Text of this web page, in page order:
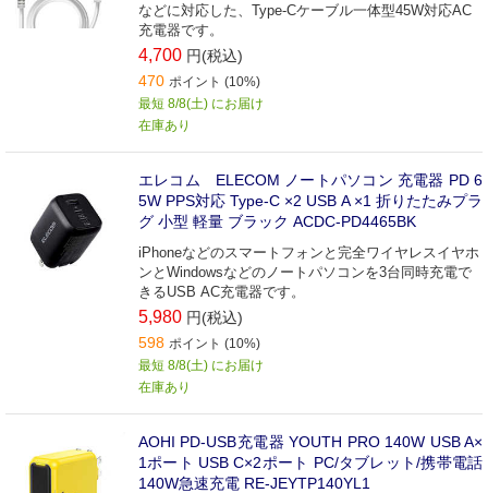
などに対応した、Type-Cケーブル一体型45W対応AC
充電器です。
4,700 円(税込)
470 ポイント (10%)
最短 8/8(土) にお届け
在庫あり
エレコム ELECOM ノートパソコン 充電器 PD 6
5W PPS対応 Type-C ×2 USB A ×1 折りたたみプラ
グ 小型 軽量 ブラック ACDC-PD4465BK
iPhoneなどのスマートフォンと完全ワイヤレスイヤホ
ンとWindowsなどのノートパソコンを3台同時充電で
きるUSB AC充電器です。
5,980 円(税込)
598 ポイント (10%)
最短 8/8(土) にお届け
在庫あり
AOHI PD-USB充電器 YOUTH PRO 140W USB A×
1ポート USB C×2ポート PC/タブレット/携帯電話
140W急速充電 RE-JEYTP140YL1